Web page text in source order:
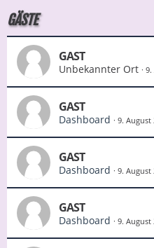
GÄSTE
GAST
Unbekannter Ort 9.
GAST
Dashboard 9. August
GAST
Dashboard 9. August
GAST
Dashboard 9. August